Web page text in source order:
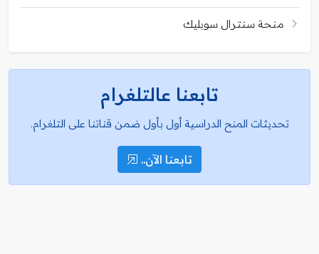
منحة سنترال سوبليك
تابعنا عالتلغرام
تحديثات المنح الدراسية أول بأول ضمن قناتنا على التلغرام.
تابعنا الآن..